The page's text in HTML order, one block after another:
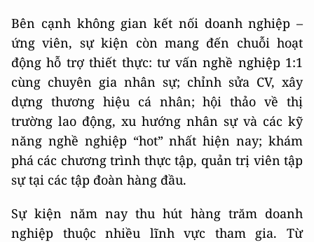
Bên cạnh không gian kết nối doanh nghiệp –
ứng viên, sự kiện còn mang đến chuỗi hoạt
động hỗ trợ thiết thực: tư vấn nghề nghiệp 1:1
cùng chuyên gia nhân sự; chỉnh sửa CV, xây
dựng thương hiệu cá nhân; hội thảo về thị
trường lao động, xu hướng nhân sự và các kỹ
năng nghề nghiệp “hot” nhất hiện nay; khám
phá các chương trình thực tập, quản trị viên tập
sự tại các tập đoàn hàng đầu.
Sự kiện năm nay thu hút hàng trăm doanh
nghiệp thuộc nhiều lĩnh vực tham gia. Từ